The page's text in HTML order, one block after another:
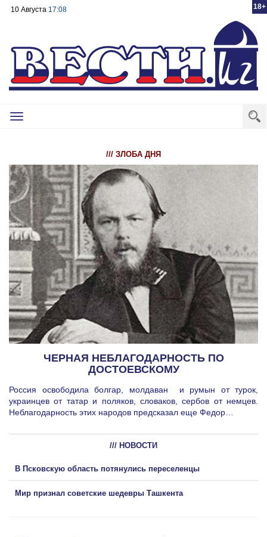
18+
10 Августа 17:08
Toggle
/// ЗЛОБА ДНЯ
ЧЕРНАЯ НЕБЛАГОДАРНОСТЬ ПО
ДОСТОЕВСКОМУ
Россия освободила болгар, молдаван и румын от турок,
украинцев от татар и поляков, словаков, сербов от немцев.
Неблагодарность этих народов предсказал еще Федор…
/// НОВОСТИ
В Псковскую область потянулись переселенцы
Мир признал советские шедевры Ташкента